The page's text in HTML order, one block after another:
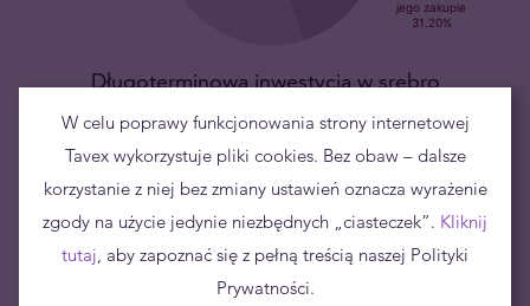
Długoterminowa inwestycja w srebro
Inwestycja w fizyczne srebro to – w perspektywie długoterminowej
– niskie ryzyko utraty kapitału idobry sposób na zabezpieczenie
majątku. W zależności od indywidualnych preferencji oraz
aktualnej sytuacji ekonomiczno-gospodarczej, najczęściej
rekomenduje się ulokowanie w metalach szlachetnych od 5% do
W celu poprawy funkcjonowania strony internetowej
Tavex wykorzystuje pliki cookies. Bez obaw – dalsze
korzystanie z niej bez zmiany ustawień oznacza wyrażenie
zgody na użycie jedynie niezbędnych „ciasteczek”. Kliknij
tutaj, aby zapoznać się z pełną treścią naszej Polityki
Prywatności.